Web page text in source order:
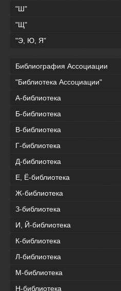
"Ш"
"Щ"
"Э, Ю, Я"
Библиография Ассоциации
"Библиотека Ассоциации"
А-библиотека
Б-библиотека
В-библиотека
Г-библиотека
Д-библиотека
Е, Ё-библиотека
Ж-библиотека
З-библиотека
И, Й-библиотека
К-библиотека
Л-библиотека
М-библиотека
Н-библиотека